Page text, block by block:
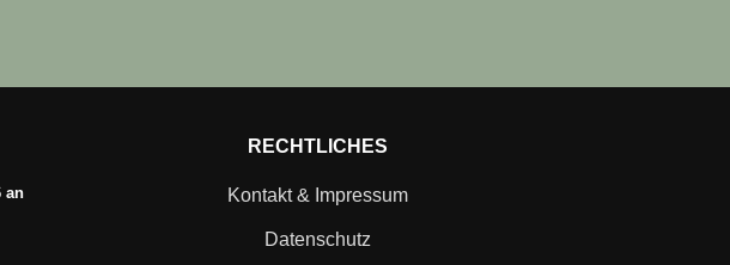
an
RECHTLICHES
Kontakt & Impressum
Datenschutz